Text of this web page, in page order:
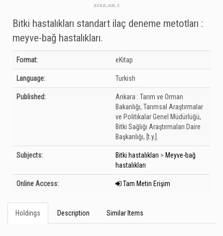
Bitki hastalıkları standart ilaç deneme metotları :
meyve-bağ hastalıkları.
Bibliographic Details
Format: eKitap
Language: Turkish
Published: Ankara : Tarım ve Orman
Bakanlığı, Tarımsal Araştırmalar
ve Politikalar Genel Müdürlüğü,
Bitki Sağlığı Araştırmaları Daire
Başkanlığı, [t.y.].
Subjects: Bitki hastalıkları > Meyve-bağ
hastalıkları
Online Access: Tam Metin Erişim
Holdings Description Similar Items